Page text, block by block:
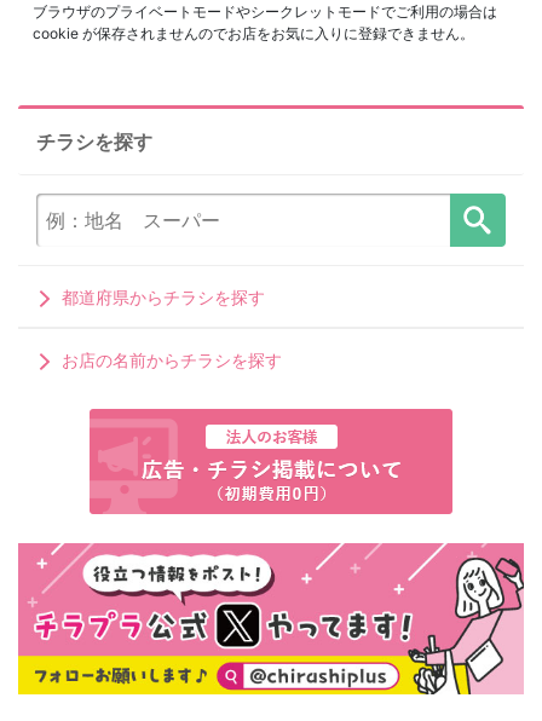
ブラウザのプライベートモードやシークレットモードでご利用の場合は
cookie が保存されませんのでお店をお気に入りに登録できません。
チラシを探す
都道府県からチラシを探す
お店の名前からチラシを探す